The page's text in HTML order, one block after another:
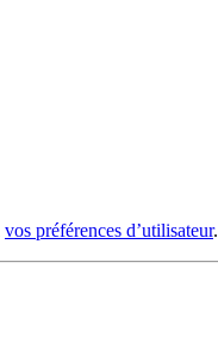
vos préférences d’utilisateur.